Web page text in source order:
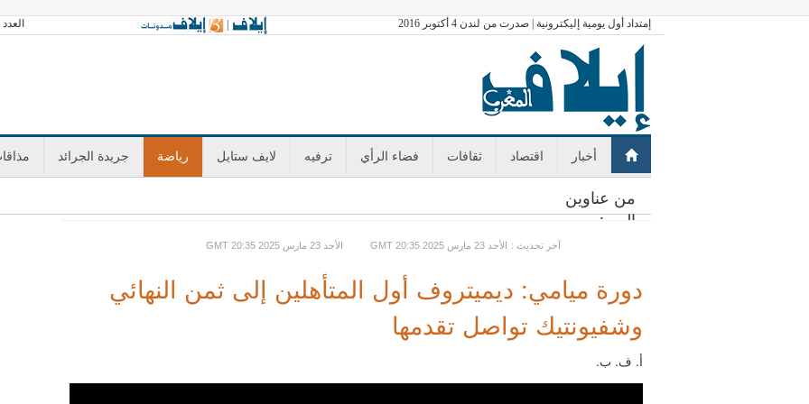
إمتداد أول يومية إليكترونية | صدرت من لندن 4 أكتوبر 2016 العدد 3601 الخميس 06 أغسطس 2026 آخر تحديث GMT 13:35 |
أخبار اقتصاد ثقافات فضاء الرأي ترفيه لايف ستايل رياضة جريدة الجرائد
من عناوين
اليوم:
GMT الأحد 23 مارس 2025 20:35 GMT الأحد 23 مارس 2025 20:35 : آخر تحديث
دورة ميامي: ديميتروف أول المتأهلين إلى ثمن النهائي
وشفيونتيك تواصل تقدمها
أ. ف. ب.